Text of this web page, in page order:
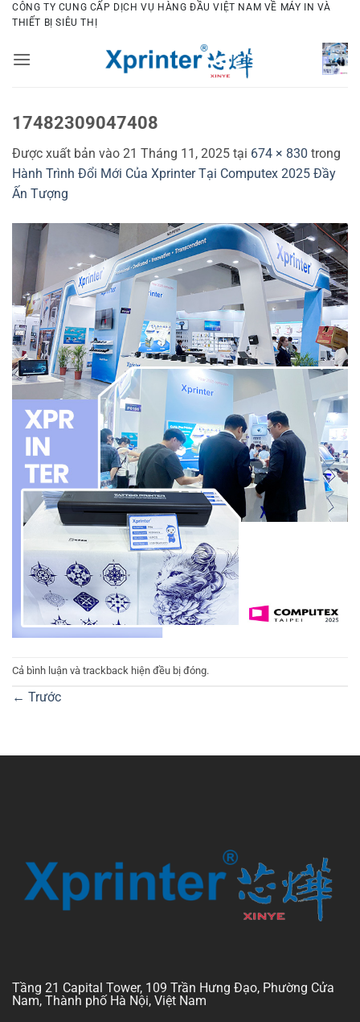
Bỏ
qua
dung
CÔNG TY CUNG CẤP DỊCH VỤ HÀNG ĐẦU VIỆT NAM VỀ MÁY IN VÀ
THIẾT BỊ SIÊU THỊ
17482309047408
Được xuất bản vào 21 Tháng 11, 2025 tại 674 × 830 trong
Hành Trình Đổi Mới Của Xprinter Tại Computex 2025 Đầy
Ấn Tượng
Cả bình luận và trackback hiện đều bị đóng.
← Trước
Tầng 21 Capital Tower, 109 Trần Hưng Đạo, Phường Cửa
Nam, Thành phố Hà Nội, Việt Nam